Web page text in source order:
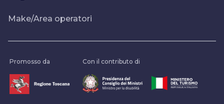
Make/Area operatori
Promosso da Con il contributo di